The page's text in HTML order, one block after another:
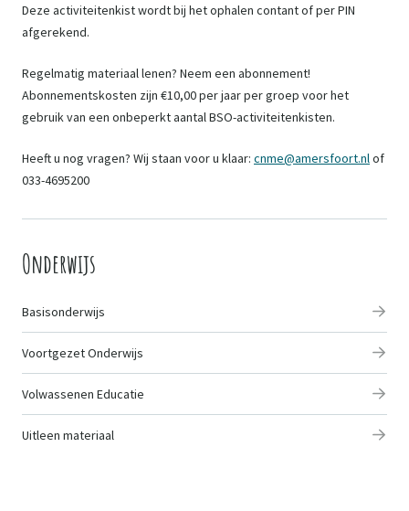
Deze activiteitenkist wordt bij het ophalen contant of per PIN
afgerekend.
Regelmatig materiaal lenen? Neem een abonnement!
Abonnementskosten zijn €10,00 per jaar per groep voor het
gebruik van een onbeperkt aantal BSO-activiteitenkisten.
Heeft u nog vragen? Wij staan voor u klaar: cnme@amersfoort.nlof
033-4695200
Onderwijs
Basisonderwijs
Voortgezet Onderwijs
Volwassenen Educatie
Uitleen materiaal